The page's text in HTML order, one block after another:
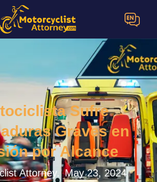
EN
Sufre
Graves en
por Alcance
Attorney. May 23, 2024